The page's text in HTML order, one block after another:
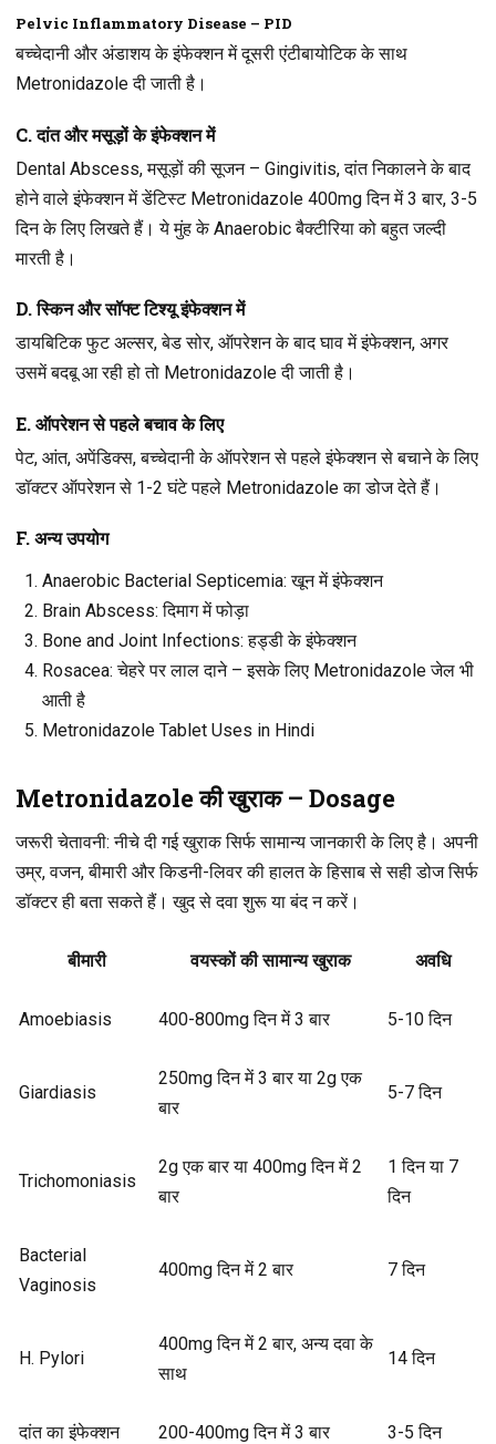
Pelvic Inflammatory Disease – PID
बच्चेदानी और अंडाशय के इंफेक्शन में दूसरी एंटीबायोटिक के साथ
Metronidazole दी जाती है।
C. दांत और मसूड़ों के इंफेक्शन में
Dental Abscess, मसूड़ों की सूजन – Gingivitis, दांत निकालने के बाद
होने वाले इंफेक्शन में डेंटिस्ट Metronidazole 400mg दिन में 3 बार, 3-5
दिन के लिए लिखते हैं। ये मुंह के Anaerobic बैक्टीरिया को बहुत जल्दी
मारती है।
D. स्किन और सॉफ्ट टिश्यू इंफेक्शन में
डायबिटिक फुट अल्सर, बेड सोर, ऑपरेशन के बाद घाव में इंफेक्शन, अगर
उसमें बदबू आ रही हो तो Metronidazole दी जाती है।
E. ऑपरेशन से पहले बचाव के लिए
पेट, आंत, अपेंडिक्स, बच्चेदानी के ऑपरेशन से पहले इंफेक्शन से बचाने के लिए
डॉक्टर ऑपरेशन से 1-2 घंटे पहले Metronidazole का डोज देते हैं।
F. अन्य उपयोग
Anaerobic Bacterial Septicemia: खून में इंफेक्शन
Brain Abscess: दिमाग में फोड़ा
Bone and Joint Infections: हड्डी के इंफेक्शन
Rosacea: चेहरे पर लाल दाने – इसके लिए Metronidazole जेल भी
आती है
Metronidazole Tablet Uses in Hindi
Metronidazole की खुराक – Dosage
जरूरी चेतावनी: नीचे दी गई खुराक सिर्फ सामान्य जानकारी के लिए है। अपनी
उम्र, वजन, बीमारी और किडनी-लिवर की हालत के हिसाब से सही डोज सिर्फ
डॉक्टर ही बता सकते हैं। खुद से दवा शुरू या बंद न करें।
बीमारी वयस्कों की सामान्य खुराक अवधि
Amoebiasis 400-800mg दिन में 3 बार 5-10 दिन
Giardiasis
250mg दिन में 3 बार या 2g एक
बार
5-7 दिन
Trichomoniasis
2g एक बार या 400mg दिन में 2
बार
1 दिन या 7
दिन
Bacterial
Vaginosis
400mg दिन में 2 बार 7 दिन
H. Pylori
400mg दिन में 2 बार, अन्य दवा के
साथ
14 दिन
दांत का इंफेक्शन 200-400mg दिन में 3 बार 3-5 दिन